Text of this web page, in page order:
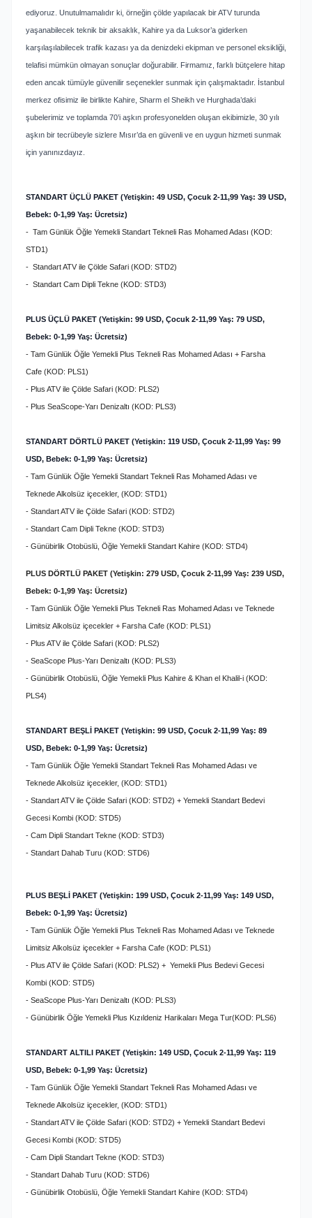
ediyoruz. Unutulmamalıdır ki, örneğin çölde yapılacak bir ATV turunda
yaşanabilecek teknik bir aksaklık, Kahire ya da Luksor’a giderken
karşılaşılabilecek trafik kazası ya da denizdeki ekipman ve personel eksikliği,
telafisi mümkün olmayan sonuçlar doğurabilir. Firmamız, farklı bütçelere hitap
eden ancak tümüyle güvenilir seçenekler sunmak için çalışmaktadır. İstanbul
merkez ofisimiz ile birlikte Kahire, Sharm el Sheikh ve Hurghada’daki
şubelerimiz ve toplamda 70’i aşkın profesyonelden oluşan ekibimizle, 30 yılı
aşkın bir tecrübeyle sizlere Mısır’da en güvenli ve en uygun hizmeti sunmak
için yanınızdayız.
STANDART ÜÇLÜ PAKET (Yetişkin: 49 USD, Çocuk 2-11,99 Yaş: 39 USD,
Bebek: 0-1,99 Yaş: Ücretsiz)
- Tam Günlük Öğle Yemekli Standart Tekneli Ras Mohamed Adası (KOD:
STD1)
- Standart ATV ile Çölde Safari (KOD: STD2)
- Standart Cam Dipli Tekne (KOD: STD3)
PLUS ÜÇLÜ PAKET (Yetişkin: 99 USD, Çocuk 2-11,99 Yaş: 79 USD,
Bebek: 0-1,99 Yaş: Ücretsiz)
- Tam Günlük Öğle Yemekli Plus Tekneli Ras Mohamed Adası + Farsha
Cafe (KOD: PLS1)
- Plus ATV ile Çölde Safari (KOD: PLS2)
- Plus SeaScope-Yarı Denizaltı (KOD: PLS3)
STANDART DÖRTLÜ PAKET (Yetişkin: 119 USD, Çocuk 2-11,99 Yaş: 99
USD, Bebek: 0-1,99 Yaş: Ücretsiz)
- Tam Günlük Öğle Yemekli Standart Tekneli Ras Mohamed Adası ve
Teknede Alkolsüz içecekler, (KOD: STD1)
- Standart ATV ile Çölde Safari (KOD: STD2)
- Standart Cam Dipli Tekne (KOD: STD3)
- Günübirlik Otobüslü, Öğle Yemekli Standart Kahire (KOD: STD4)
PLUS DÖRTLÜ PAKET (Yetişkin: 279 USD, Çocuk 2-11,99 Yaş: 239 USD,
Bebek: 0-1,99 Yaş: Ücretsiz)
- Tam Günlük Öğle Yemekli Plus Tekneli Ras Mohamed Adası ve Teknede
Limitsiz Alkolsüz içecekler + Farsha Cafe (KOD: PLS1)
- Plus ATV ile Çölde Safari (KOD: PLS2)
- SeaScope Plus-Yarı Denizaltı (KOD: PLS3)
- Günübirlik Otobüslü, Öğle Yemekli Plus Kahire & Khan el Khalil-i (KOD:
PLS4)
STANDART BEŞLİ PAKET (Yetişkin: 99 USD, Çocuk 2-11,99 Yaş: 89
USD, Bebek: 0-1,99 Yaş: Ücretsiz)
- Tam Günlük Öğle Yemekli Standart Tekneli Ras Mohamed Adası ve
Teknede Alkolsüz içecekler, (KOD: STD1)
- Standart ATV ile Çölde Safari (KOD: STD2) + Yemekli Standart Bedevi
Gecesi Kombi (KOD: STD5)
- Cam Dipli Standart Tekne (KOD: STD3)
- Standart Dahab Turu (KOD: STD6)
PLUS BEŞLİ PAKET (Yetişkin: 199 USD, Çocuk 2-11,99 Yaş: 149 USD,
Bebek: 0-1,99 Yaş: Ücretsiz)
- Tam Günlük Öğle Yemekli Plus Tekneli Ras Mohamed Adası ve Teknede
Limitsiz Alkolsüz içecekler + Farsha Cafe (KOD: PLS1)
- Plus ATV ile Çölde Safari (KOD: PLS2) + Yemekli Plus Bedevi Gecesi
Kombi (KOD: STD5)
- SeaScope Plus-Yarı Denizaltı (KOD: PLS3)
- Günübirlik Öğle Yemekli Plus Kızıldeniz Harikaları Mega Tur(KOD: PLS6)
STANDART ALTILI PAKET (Yetişkin: 149 USD, Çocuk 2-11,99 Yaş: 119
USD, Bebek: 0-1,99 Yaş: Ücretsiz)
- Tam Günlük Öğle Yemekli Standart Tekneli Ras Mohamed Adası ve
Teknede Alkolsüz içecekler, (KOD: STD1)
- Standart ATV ile Çölde Safari (KOD: STD2) + Yemekli Standart Bedevi
Gecesi Kombi (KOD: STD5)
- Cam Dipli Standart Tekne (KOD: STD3)
- Standart Dahab Turu (KOD: STD6)
- Günübirlik Otobüslü, Öğle Yemekli Standart Kahire (KOD: STD4)